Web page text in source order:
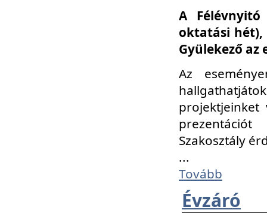
A
oktatási hét),
Gyülekező az
Az
Szakosztály
...
Tovább
Évzáró